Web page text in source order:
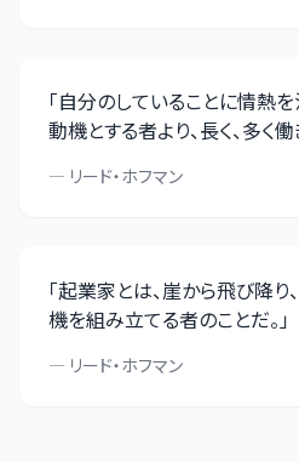
「自分のしていることに情熱
動機とする者より、長く、多く
— リード・ホフマン
「起業家とは、崖から飛び降り
機を組み立てる者のことだ。」
— リード・ホフマン